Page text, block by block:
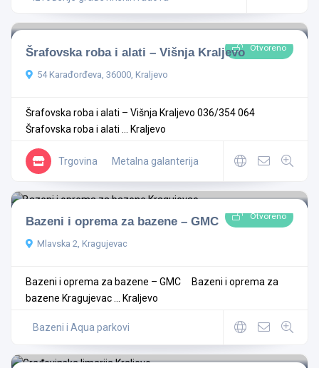
Otvoreno
Šrafovska roba i alati – Višnja Kraljevo
54 Karađorđeva, 36000, Kraljevo
Šrafovska roba i alati – Višnja Kraljevo 036/354 064
Šrafovska roba i alati ... Kraljevo
Trgovina Metalna galanterija
Otvoreno
Bazeni i oprema za bazene – GMC
Mlavska 2, Kragujevac
Bazeni i oprema za bazene – GMC Bazeni i oprema za
bazene Kragujevac ...
Kraljevo
Bazeni i Aqua parkovi